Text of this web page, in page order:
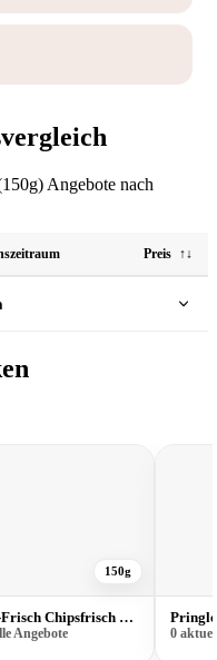
Angebote nach
Preis ↑↓
150g
Funny-Frisch Chipsfrisch 150g
Angebote 0